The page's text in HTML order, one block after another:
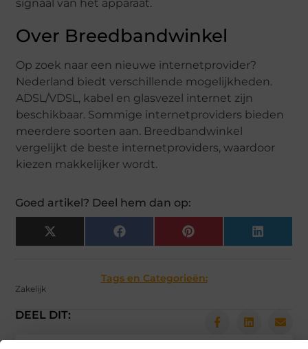
signaal van het apparaat.
Over Breedbandwinkel
Op zoek naar een nieuwe internetprovider?
Nederland biedt verschillende mogelijkheden.
ADSL/VDSL, kabel en glasvezel internet zijn
beschikbaar. Sommige internetproviders bieden
meerdere soorten aan. Breedbandwinkel
vergelijkt de beste internetproviders, waardoor
kiezen makkelijker wordt.
Goed artikel? Deel hem dan op:
X
(Twitter)
Facebook Pinterest LinkedIn
Tags en Categorieën:
Zakelijk
DEEL DIT: